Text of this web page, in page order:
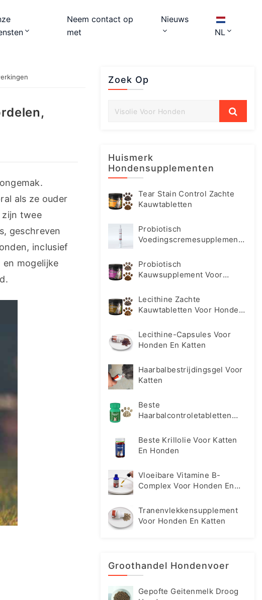
Neem contact op
met
Nieuws
NL
als ze ouder
zijn twee
geschreven
inclusief
mogelijke
Zoek Op
Huismerk
Hondensupplementen
Tear Stain Control Zachte
Kauwtabletten
Probiotisch
Voedingscremesupplement
Probiotisch
Kauwsupplement Voor
Lecithine Zachte
Kauwtabletten Voor Honden
Lecithine-Capsules Voor
Honden En Katten
Haarbalbestrijdingsgel Voor
Katten
Beste
Haarbalcontroletabletten
Beste Krillolie Voor Katten
En Honden
Vloeibare Vitamine B-
Complex Voor Honden En
Tranenvlekkensupplement
Voor Honden En Katten
Groothandel Hondenvoer
Gepofte Geitenmelk Droog